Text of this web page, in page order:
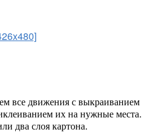
все движения с выкраиванием
их на нужные места.
два слоя картона.